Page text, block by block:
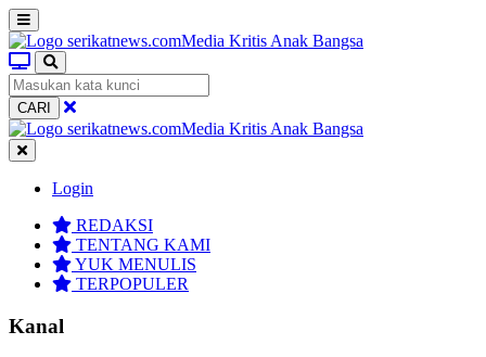
CARI
Login
REDAKSI
TENTANG KAMI
YUK MENULIS
TERPOPULER
Kanal